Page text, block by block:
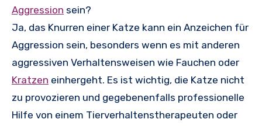
Aggression sein?
Ja, das Knurren einer Katze kann ein Anzeichen für
Aggression sein, besonders wenn es mit anderen
aggressiven Verhaltensweisen wie Fauchen oder
Kratzen einhergeht. Es ist wichtig, die Katze nicht
zu provozieren und gegebenenfalls professionelle
Hilfe von einem Tierverhaltenstherapeuten oder